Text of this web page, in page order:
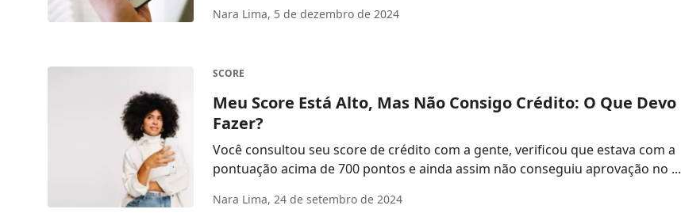
Nara Lima, 5 de dezembro de 2024
SCORE
Meu Score Está Alto, Mas Não Consigo Crédito: O Que Devo
Fazer?
Você consultou seu score de crédito com a gente, verificou que estava com a
pontuação acima de 700 pontos e ainda assim não conseguiu aprovação no ...
Nara Lima, 24 de setembro de 2024